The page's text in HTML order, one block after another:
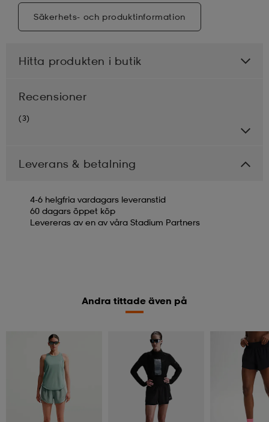
Säkerhets- och produktinformation
Hitta produkten i butik
Recensioner
(3)
Leverans & betalning
4-6 helgfria vardagars leveranstid
60 dagars öppet köp
Levereras av en av våra Stadium Partners
Andra tittade även på